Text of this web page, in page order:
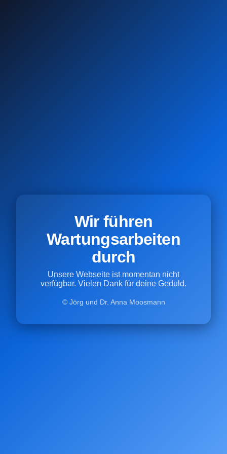
Wir führen
Wartungsarbeiten
durch
Unsere Webseite ist momentan nicht
verfügbar. Vielen Dank für deine Geduld.
© Jörg und Dr. Anna Moosmann